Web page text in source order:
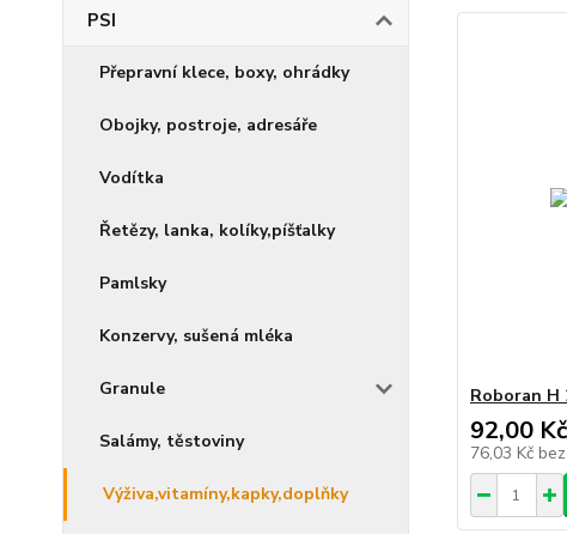
PSI
Přepravní klece, boxy, ohrádky
Obojky, postroje, adresáře
Vodítka
Řetězy, lanka, kolíky,píšťalky
Pamlsky
Konzervy, sušená mléka
Granule
Salámy, těstoviny
Výživa,vitamíny,kapky,doplňky
Roboran H
92,00 Kč
76,03 Kč